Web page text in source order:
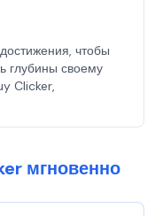
чтобы
глубины своему
Clicker,
мгновенно